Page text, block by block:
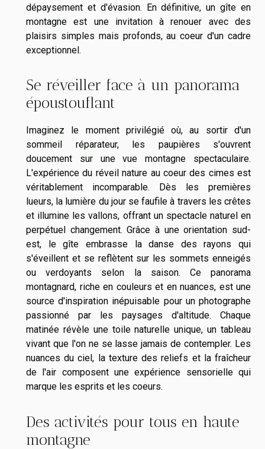
dépaysement et d'évasion. En définitive, un gîte en
montagne est une invitation à renouer avec des
plaisirs simples mais profonds, au coeur d'un cadre
exceptionnel.
Se réveiller face à un panorama
époustouflant
Imaginez le moment privilégié où, au sortir d'un
sommeil réparateur, les paupières s'ouvrent
doucement sur une vue montagne spectaculaire.
L'expérience du réveil nature au coeur des cimes est
véritablement incomparable. Dès les premières
lueurs, la lumière du jour se faufile à travers les crêtes
et illumine les vallons, offrant un spectacle naturel en
perpétuel changement. Grâce à une orientation sud-
est, le gîte embrasse la danse des rayons qui
s'éveillent et se reflètent sur les sommets enneigés
ou verdoyants selon la saison. Ce panorama
montagnard, riche en couleurs et en nuances, est une
source d'inspiration inépuisable pour un photographe
passionné par les paysages d'altitude. Chaque
matinée révèle une toile naturelle unique, un tableau
vivant que l'on ne se lasse jamais de contempler. Les
nuances du ciel, la texture des reliefs et la fraîcheur
de l'air composent une expérience sensorielle qui
marque les esprits et les coeurs.
Des activités pour tous en haute
montagne